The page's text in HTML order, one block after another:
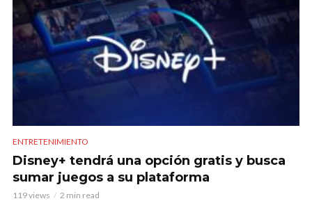
ENTRETENIMIENTO
Disney+ tendrá una opción gratis y busca
sumar juegos a su plataforma
119 views 2 min read